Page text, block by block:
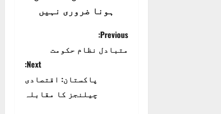
ہونا ضروری نہیں
P
o
Previous:
متبادل نظام حکومت
Next:
پاکستان: اقتصادی
چیلنجز کا مقابلہ